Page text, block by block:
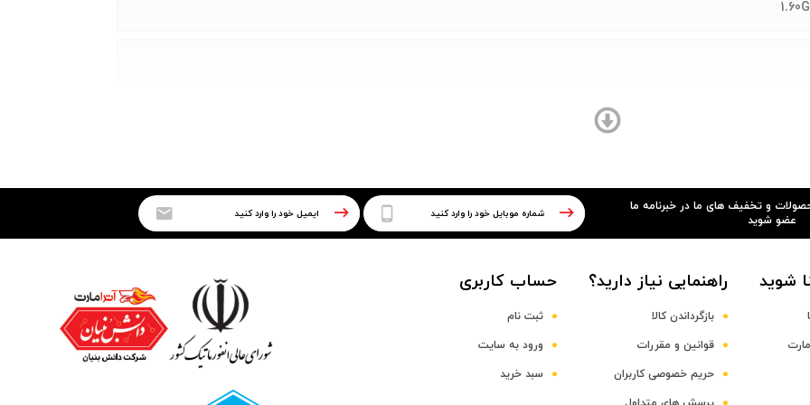
و تخفیف های ما در خبرنامه ما
عضو شوید
شوید راهنمایی نیاز دارید؟
بازگرداندن کالا
قوانین و مقررات
حریم خصوصی کاربران
حساب کاربری
ثبت نام
ورود به سایت
سبد خرید